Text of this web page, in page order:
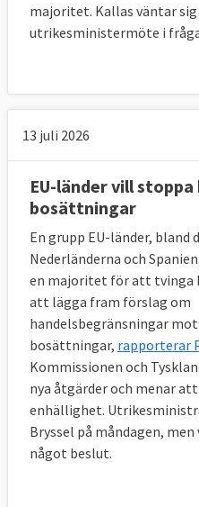
majoritet. Kallas väntar
utrikesministermöte i
13 juli 2026
EU-länder vill stoppa
bosättningar
En grupp EU-länder, bland
Nederländerna och
en majoritet för att tvinga
att lägga fram förslag om
handelsbegränsningar
bosättningar, rapporterar
Kommissionen och
nya åtgärder och menar
enhällighet.
Bryssel på måndagen,
något beslut.